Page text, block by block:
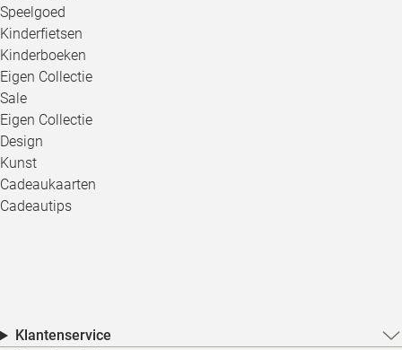
Speelgoed
Kinderfietsen
Kinderboeken
Eigen Collectie
Sale
Eigen Collectie
Design
Kunst
Cadeaukaarten
Cadeautips
Klantenservice